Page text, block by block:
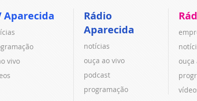
Aparecida
vivo
Rádio
Aparecida
notícias
ouça ao vivo
podcast
programação
ouça